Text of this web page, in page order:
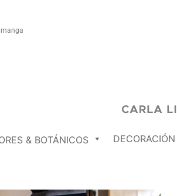
& BOTÁNICOS DECORACIÓN